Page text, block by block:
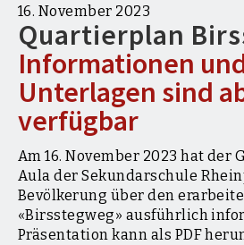
Blick von Basel über die Birs
Stand April 2023, © Christ &
| Visualisierung: nightnurse, Zürich
Download Image
16. November 2023
Quartierplan
Informationen
Unterlagen sind
verfügbar
Am 16. November 2023 hat der
Aula der Sekundarschule
Bevölkerung über den
«Birsstegweg» ausführlich
Präsentation kann als PDF